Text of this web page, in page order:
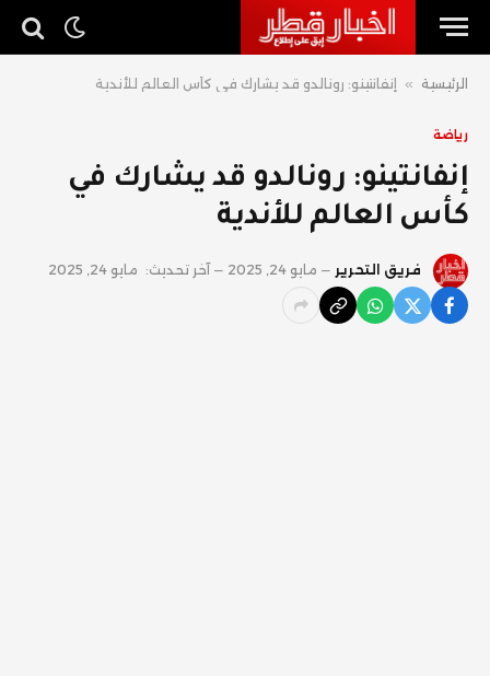
الرئيسية » إنفانتينو: رونالدو قد يشارك في كأس العالم للأندية
رياضة
إنفانتينو: رونالدو قد يشارك في
كأس العالم للأندية
فريق التحرير مايو 24, 2025 آخر تحديث: مايو 24, 2025